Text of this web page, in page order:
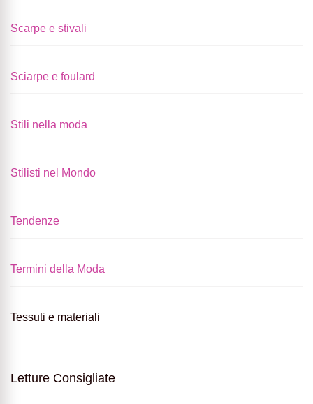
Scarpe e stivali
Sciarpe e foulard
Stili nella moda
Stilisti nel Mondo
Tendenze
Termini della Moda
Tessuti e materiali
Letture Consigliate